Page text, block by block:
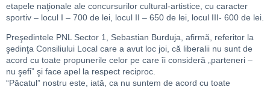
etapele naţionale ale concursurilor cultural-artistice, cu caracter
sportiv – locul I – 700 de lei, locul II – 650 de lei, locul III- 600 de lei.
Preşedintele PNL Sector 1, Sebastian Burduja, afirmă, referitor la
şedinţa Consiliului Local care a avut loc joi, că liberalii nu sunt de
acord cu toate propunerile celor pe care îi consideră „parteneri –
nu şefi” şi face apel la respect reciproc.
“Păcatul” nostru este, iată, ca nu suntem de acord cu toate